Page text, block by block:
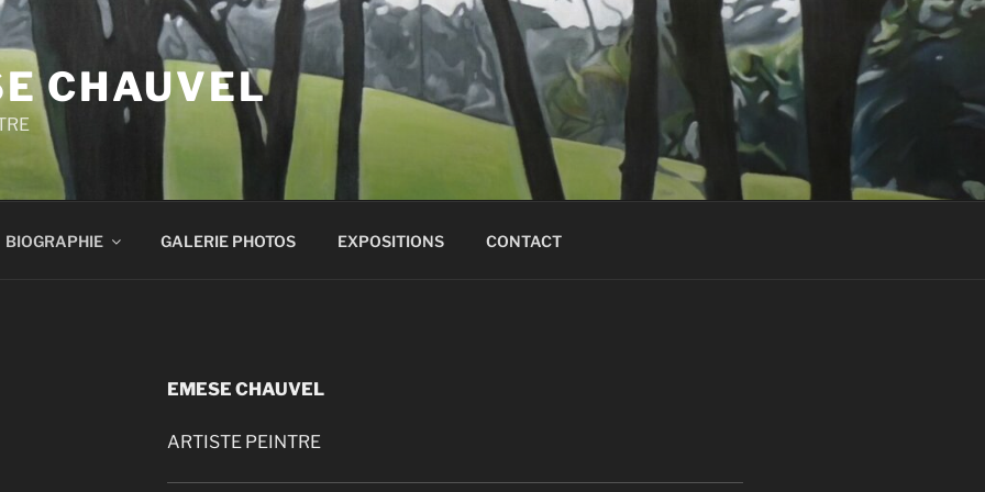
CHAUVEL
BIOGRAPHIE GALERIE PHOTOS EXPOSITIONS CONTACT
EMESE CHAUVEL
ARTISTE PEINTRE